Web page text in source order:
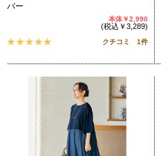
バー
本体￥2,990
(税込￥3,289)
クチコミ 1件